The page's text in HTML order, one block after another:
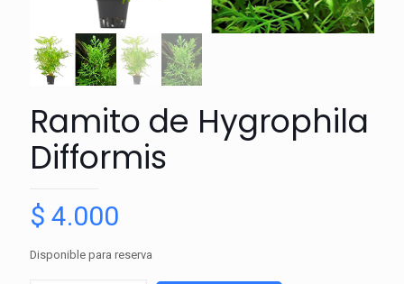
Ramito de Hygrophila
Difformis
$ 4.000
Disponible para reserva